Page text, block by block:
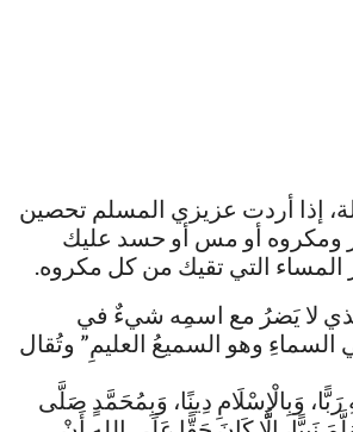
إذا أردت عزيزي المسلم تحصين
أو مس أو حسد عليك
المساء التي تقيك من كل مكروه.
لا يَضرُ مع اسمِه شيءٌ في
السماءِ وهو السميعُ العليمِ” وتُقال
وَبِالْإِسْلَامِ دِينًا، وَبِمُحَمَّدٍ صَلَّى